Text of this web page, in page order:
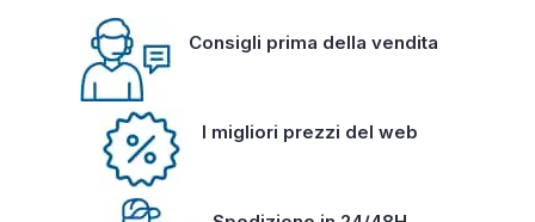
Consigli prima della vendita
I migliori prezzi del web